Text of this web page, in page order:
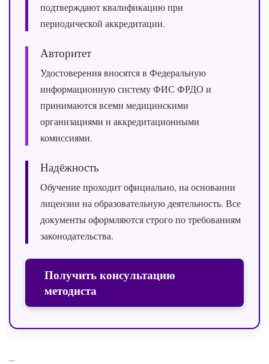
подтверждают квалификацию при
периодической аккредитации.
Авторитет
Удостоверения вносятся в Федеральную
информационную систему ФИС ФРДО и
принимаются всеми медицинскими
организациями и аккредитационными
комиссиями.
Надёжность
Обучение проходит официально, на основании
лицензии на образовательную деятельность. Все
документы оформляются строго по требованиям
законодательства.
Получить консультацию
методиста
...